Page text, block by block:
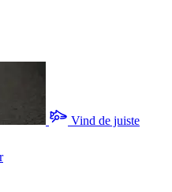
Vind de juiste